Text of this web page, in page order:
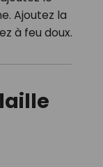
Ajoutez la
à feu doux.